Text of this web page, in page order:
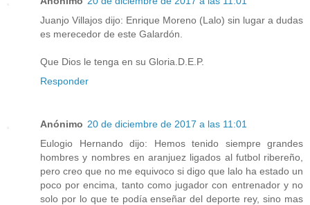
Juanjo Villajos dijo: Enrique Moreno (Lalo) sin lugar a dudas
es merecedor de este Galardón.
Que Dios le tenga en su Gloria.D.E.P.
Responder
Anónimo 20 de diciembre de 2017 a las 11:01
Eulogio Hernando dijo: Hemos tenido siempre grandes
hombres y nombres en aranjuez ligados al futbol ribereño,
pero creo que no me equivoco si digo que lalo ha estado un
poco por encima, tanto como jugador con entrenador y no
solo por lo que te podía enseñar del deporte rey, sino mas